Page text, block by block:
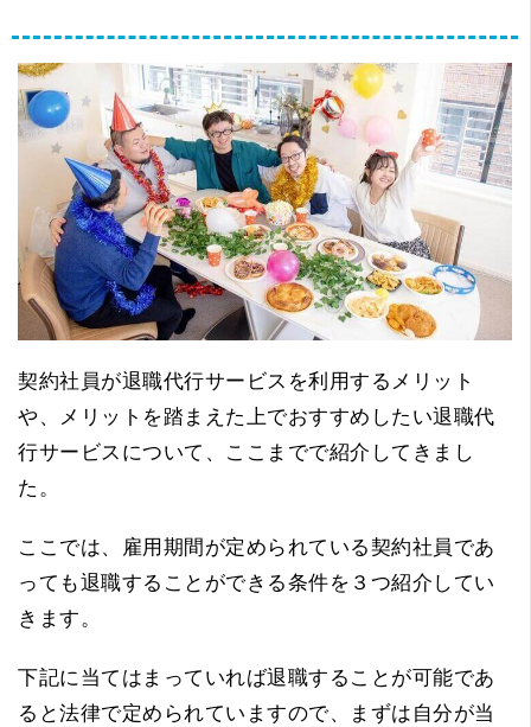
契約社員が退職代行サービスを利用するメリット
や、メリットを踏まえた上でおすすめしたい退職代
行サービスについて、ここまでで紹介してきまし
た。
ここでは、雇用期間が定められている契約社員であ
っても退職することができる条件を３つ紹介してい
きます。
下記に当てはまっていれば退職することが可能であ
ると法律で定められていますので、まずは自分が当